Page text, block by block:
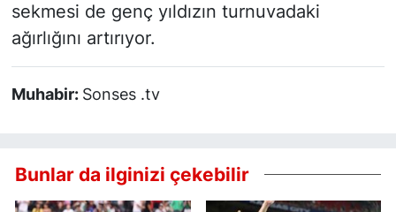
sekmesi de genç yıldızın turnuvadaki
ağırlığını artırıyor.
Muhabir: Sonses .tv
Bunlar da ilginizi çekebilir